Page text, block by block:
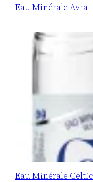
Eau Minérale Avra
Eau Minérale Celtic